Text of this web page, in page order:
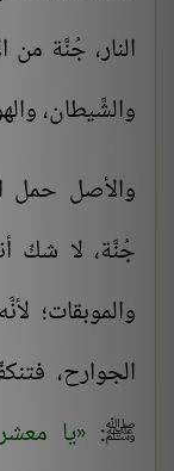
النار، جُنَّة من
والشَّيطان،
والأصل حمل
جُنَّة، لا شكّ
والموبقات؛
الجوارح،
ﷺ: يا